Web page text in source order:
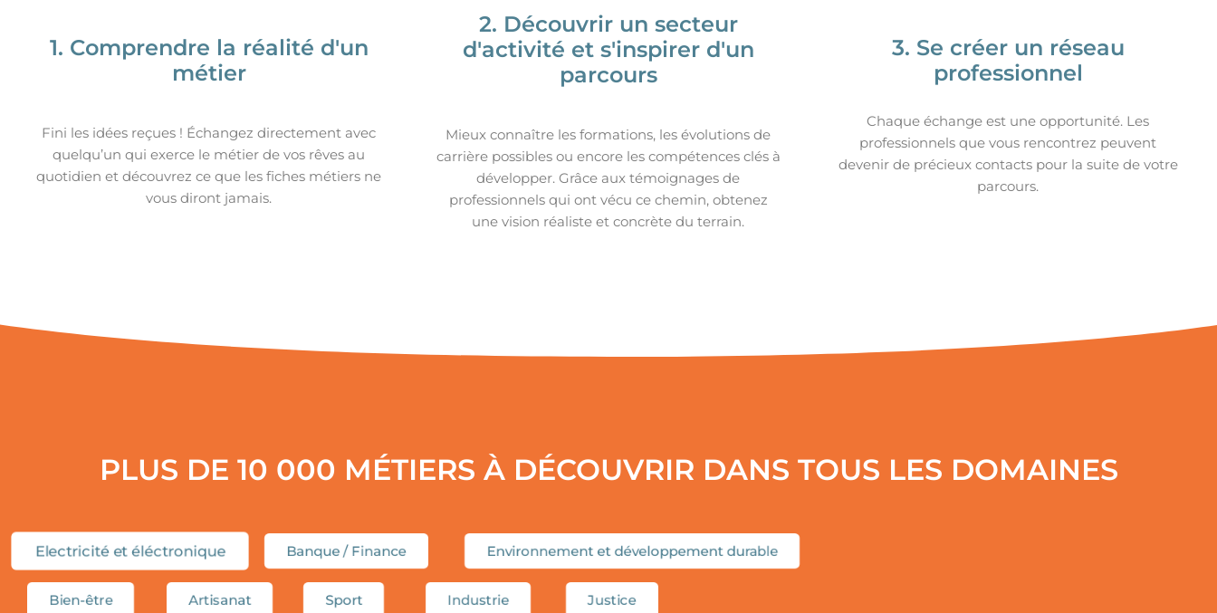
1. Comprendre la réalité d'un
métier
Fini les idées reçues ! Échangez directement avec
quelqu’un qui exerce le métier de vos rêves au
quotidien et découvrez ce que les fiches métiers ne
vous diront jamais.
2. Découvrir un secteur
d'activité et s'inspirer d'un
parcours
Mieux connaître les formations, les évolutions de
carrière possibles ou encore les compétences clés à
développer. Grâce aux témoignages de
professionnels qui ont vécu ce chemin, obtenez
une vision réaliste et concrète du terrain.
3. Se créer un réseau
professionnel
Chaque échange est une opportunité. Les
professionnels que vous rencontrez peuvent
devenir de précieux contacts pour la suite de votre
parcours.
PLUS DE 10 000 MÉTIERS À DÉCOUVRIR DANS TOUS LES DOMAINES
Electricité et éléctronique Banque / Finance Environnement et développement durable
Bien-être Artisanat Sport Industrie Justice